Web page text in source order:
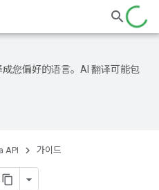
您偏好的语言。AI 翻译可能包
API 가이드